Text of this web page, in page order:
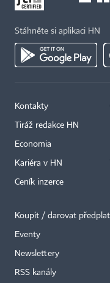
Stáhněte si aplikaci HN
Kontakty
Tiráž redakce HN
Economia
Kariéra v HN
Ceník inzerce
Koupit / darovat
Eventy
Newslettery
RSS kanály